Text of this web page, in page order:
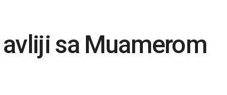
avliji sa Muamerom